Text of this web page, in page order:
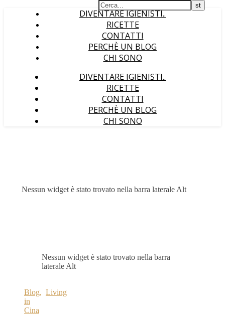
DIVENTARE IGIENISTI..
RICETTE
CONTATTI
PERCHÈ UN BLOG
CHI SONO
DIVENTARE IGIENISTI..
RICETTE
CONTATTI
PERCHÈ UN BLOG
CHI SONO
Nessun widget è stato trovato nella barra laterale Alt
Nessun widget è stato trovato nella barra
laterale Alt
Blog, Living
in
Cina